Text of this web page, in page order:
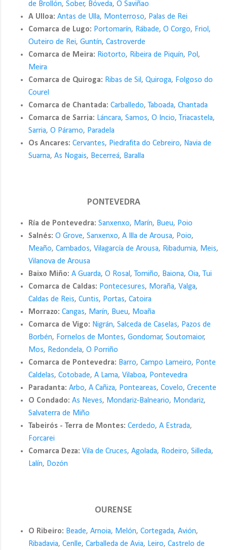
de Brollón, Sober, Bóveda, O Saviñao
A Ulloa: Antas de Ulla, Monterroso, Palas de Rei
Comarca de Lugo: Portomarín, Rábade, O Corgo, Friol ,
Outeiro de Rei, Guntín, Castroverde
Comarca de Meira: Riotorto, Ribeira de Piquín, Pol ,
Meira
Comarca de Quiroga: Ribas de Sil , Quiroga, Folgoso do
Courel
Comarca de Chantada: Carballedo, Taboada, Chantada
Comarca de Sarria: Láncara, Samos, O Incio, Triacastela,
Sarria, O Páramo, Paradela
Os Ancares: Cervantes, Piedrafita do Cebreiro, Navia de
Suarna, As Nogais, Becerreá, Baralla
PONTEVEDRA
Ría de Pontevedra: Sanxenxo, Marín, Bueu, Poio
Salnés: O Grove, Sanxenxo, A Illa de Arousa, Poio,
Meaño, Cambados, Vilagarcía de Arousa, Ribadumia, Meis,
Vilanova de Arousa
Baixo Miño: A Guarda, O Rosal , Tomiño, Baiona, Oia, Tui
Comarca de Caldas: Pontecesures, Moraña, Valga,
Caldas de Reis, Cuntis, Portas, Catoira
Morrazo: Cangas, Marín, Bueu, Moaña
Comarca de Vigo: Nigrán, Salceda de Caselas, Pazos de
Borbén, Fornelos de Montes, Gondomar, Soutomaior,
Mos, Redondela, O Porriño
Comarca de Pontevedra: Barro, Campo Lameiro, Ponte
Caldelas, Cotobade, A Lama, Vilaboa, Pontevedra
Paradanta: Arbo, A Cañiza, Ponteareas, Covelo, Crecente
O Condado: As Neves, Mondariz-Balneario, Mondariz,
Salvaterra de Miño
Tabeirós - Terra de Montes: Cerdedo, A Estrada,
Forcarei
Comarca Deza: Vila de Cruces, Agolada, Rodeiro, Silleda,
Lalín, Dozón
OURENSE
O Ribeiro: Beade, Arnoia, Melón, Cortegada, Avión,
Ribadavia, Cenlle, Carballeda de Avia, Leiro, Castrelo de